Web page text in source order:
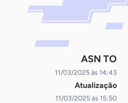
ASN TO
11/03/2025 às 14:43
Atualização
11/03/2025 às 15:50